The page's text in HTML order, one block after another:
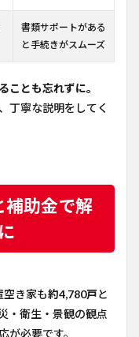
書類サポートがある
と手続きがスムーズ
ことも忘れずに。
丁寧な説明をしてく
補助金で解
空き家も約4,780戸と
・衛生・景観の観点
が必要です。